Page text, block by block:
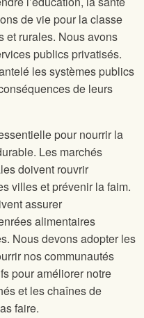
de vie pour la classe
et rurales. Nous avons
publics privatisés.
les systèmes publics
de leurs
pour nourrir la
Les marchés
doivent rouvrir
villes et prévenir la faim.
assurer
alimentaires
Nous devons adopter les
nos communautés
pour améliorer notre
et les chaînes de
faire.